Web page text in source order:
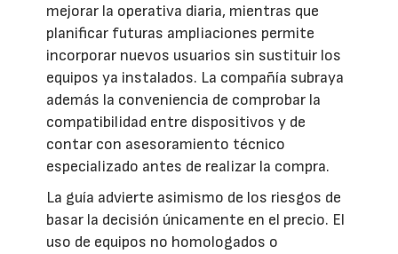
mejorar la operativa diaria, mientras que
planificar futuras ampliaciones permite
incorporar nuevos usuarios sin sustituir los
equipos ya instalados. La compañía subraya
además la conveniencia de comprobar la
compatibilidad entre dispositivos y de
contar con asesoramiento técnico
especializado antes de realizar la compra.
La guía advierte asimismo de los riesgos de
basar la decisión únicamente en el precio. El
uso de equipos no homologados o